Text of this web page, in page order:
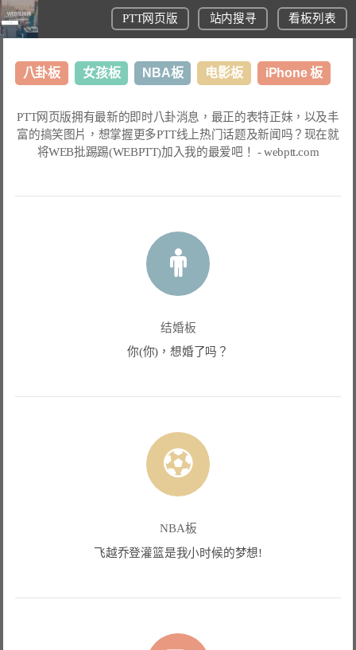
PTT网页版 站内搜寻 看板列表
八卦板 女孩板 NBA板 电影板 iPhone 板
美食板
PTT网页版拥有最新的即时八卦消息，最正的表特正妹，以及丰
富的搞笑图片，想掌握更多PTT线上热门话题及新闻吗？现在就
将WEB批踢踢(WEBPTT)加入我的最爱吧！ -webptt.com
结婚板
你(你)，想婚了吗？
NBA板
飞越乔登灌篮是我小时候的梦想!